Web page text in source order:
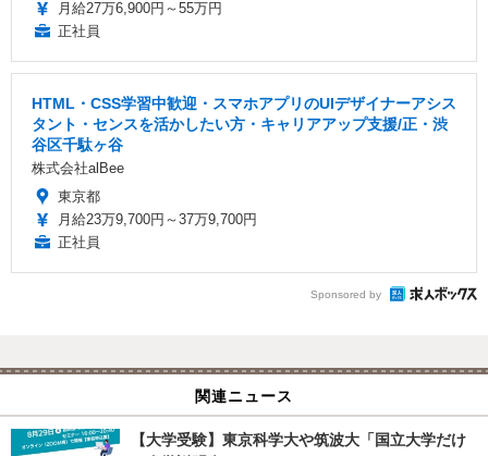
月給27万6,900円～55万円
正社員
HTML・CSS学習中歓迎・スマホアプリのUIデザイナーアシス
タント・センスを活かしたい方・キャリアアップ支援/正・渋
⾕区千駄ヶ⾕
株式会社alBee
東京都
月給23万9,700円～37万9,700円
正社員
Sponsored by
関連ニュース
【大学受験】東京科学大や筑波大「国立大学だけ